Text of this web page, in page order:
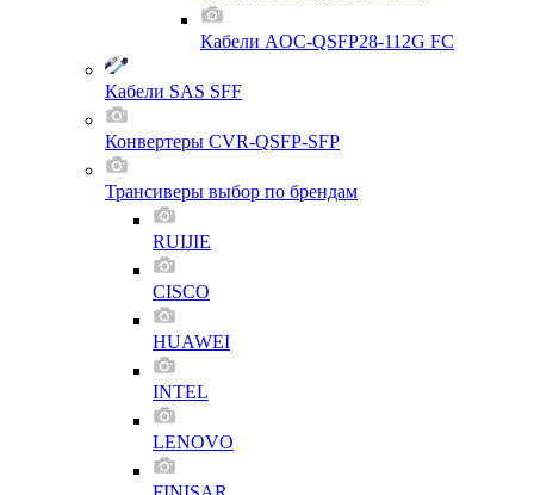
Кабели AOC-QSFP28-112G FC
Кабели SAS SFF
Конвертеры CVR-QSFP-SFP
Трансиверы выбор по брендам
RUIJIE
CISCO
HUAWEI
INTEL
LENOVO